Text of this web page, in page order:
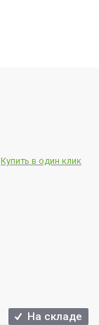
Купить в один клик
На складе